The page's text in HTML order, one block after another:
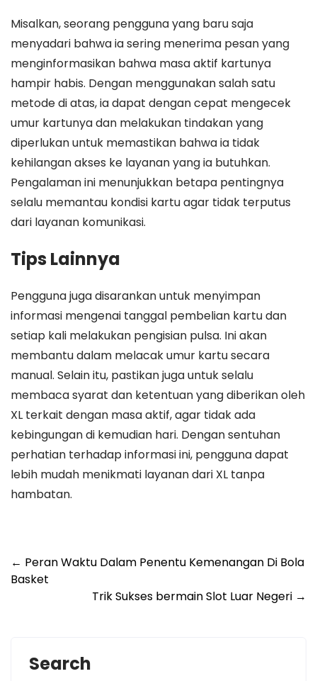
Misalkan, seorang pengguna yang baru saja
menyadari bahwa ia sering menerima pesan yang
menginformasikan bahwa masa aktif kartunya
hampir habis. Dengan menggunakan salah satu
metode di atas, ia dapat dengan cepat mengecek
umur kartunya dan melakukan tindakan yang
diperlukan untuk memastikan bahwa ia tidak
kehilangan akses ke layanan yang ia butuhkan.
Pengalaman ini menunjukkan betapa pentingnya
selalu memantau kondisi kartu agar tidak terputus
dari layanan komunikasi.
Tips Lainnya
Pengguna juga disarankan untuk menyimpan
informasi mengenai tanggal pembelian kartu dan
setiap kali melakukan pengisian pulsa. Ini akan
membantu dalam melacak umur kartu secara
manual. Selain itu, pastikan juga untuk selalu
membaca syarat dan ketentuan yang diberikan oleh
XL terkait dengan masa aktif, agar tidak ada
kebingungan di kemudian hari. Dengan sentuhan
perhatian terhadap informasi ini, pengguna dapat
lebih mudah menikmati layanan dari XL tanpa
hambatan.
Post
navigation
← Peran Waktu Dalam Penentu Kemenangan Di Bola
Basket
Trik Sukses bermain Slot Luar Negeri →
Search